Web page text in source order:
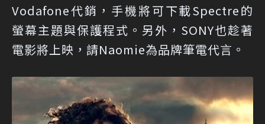
Vodafone代銷，手機將可下載Spectre的
螢幕主題與保護程式。另外，SONY也趁著
電影將上映，請Naomie為品牌筆電代言。